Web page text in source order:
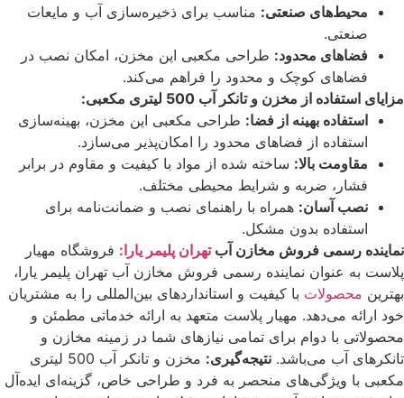
محیط‌های صنعتی: مناسب برای ذخیره‌سازی آب و مایعات
صنعتی.
فضاهای محدود: طراحی مکعبی این مخزن، امکان نصب در
فضاهای کوچک و محدود را فراهم می‌کند.
مزایای استفاده از مخزن و تانکر آب 500 لیتری مکعبی:
استفاده بهینه از فضا: طراحی مکعبی این مخزن، بهینه‌سازی
استفاده از فضاهای محدود را امکان‌پذیر می‌سازد.
مقاومت بالا: ساخته شده از مواد با کیفیت و مقاوم در برابر
فشار، ضربه و شرایط محیطی مختلف.
نصب آسان: همراه با راهنمای نصب و ضمانت‌نامه برای
استفاده بدون مشکل.
نماینده رسمی فروش مخازن آب تهران پلیمر یارا: فروشگاه مهیار
پلاست به عنوان نماینده رسمی فروش مخازن آب تهران پلیمر یارا،
بهترین محصولات با کیفیت و استانداردهای بین‌المللی را به مشتریان
خود ارائه می‌دهد. مهیار پلاست متعهد به ارائه خدماتی مطمئن و
محصولاتی با دوام برای تمامی نیازهای شما در زمینه مخازن و
تانکرهای آب می‌باشد. نتیجه‌گیری:
مخزن و تانکر آب 500 لیتری
مکعبی با ویژگی‌های منحصر به فرد و طراحی خاص، گزینه‌ای ایده‌آل